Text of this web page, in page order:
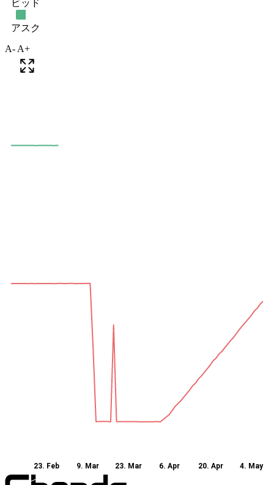
A- A+
23. Feb 9. Mar 23. Mar 6. Apr 20. Apr 4. May